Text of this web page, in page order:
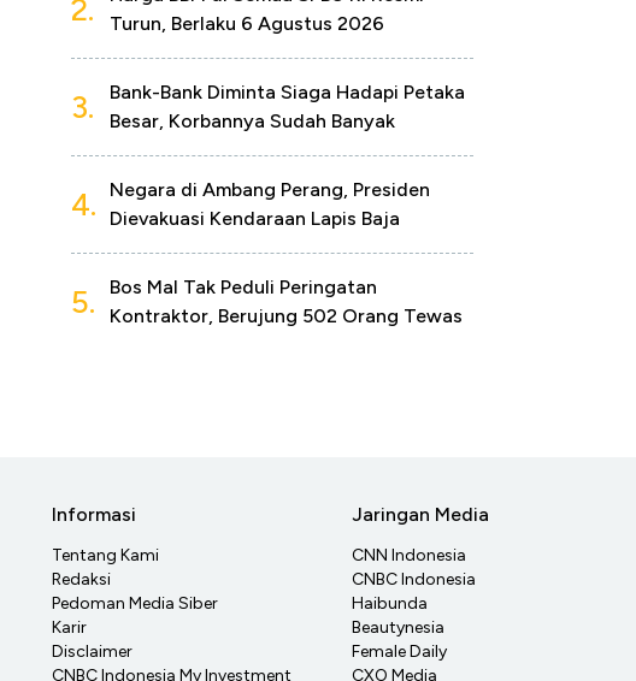
2.
Turun, Berlaku 6 Agustus 2026
3.
Bank-Bank Diminta Siaga Hadapi Petaka
Besar, Korbannya Sudah Banyak
4.
Negara di Ambang Perang, Presiden
Dievakuasi Kendaraan Lapis Baja
5.
Bos Mal Tak Peduli Peringatan
Kontraktor, Berujung 502 Orang Tewas
Informasi
Tentang Kami
Redaksi
Pedoman Media Siber
Karir
Disclaimer
CNBC Indonesia My Investment
Jaringan Media
CNN Indonesia
CNBC Indonesia
Haibunda
Beautynesia
Female Daily
CXO Media